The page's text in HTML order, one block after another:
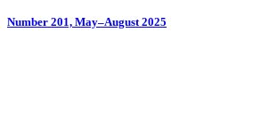
Number 201, May–August 2025